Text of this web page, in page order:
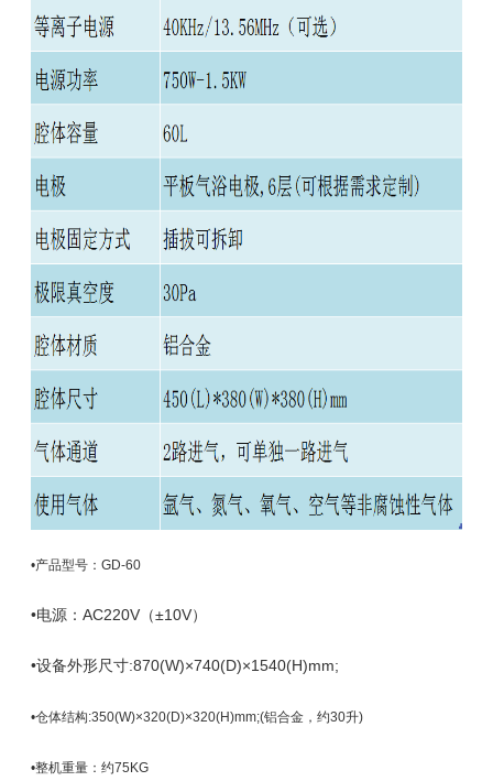
•产品型号： GD-60
•电源： AC220V（±10V）
•设备外形尺寸:870(W)×740(D)×1540(H)mm;
•仓体结构:350(W)×320(D)×320(H)mm;(铝合金，约30升)
•整机重量：约75KG